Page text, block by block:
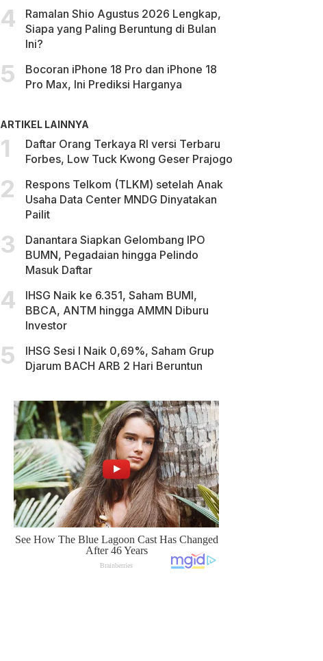
Ramalan Shio Agustus 2026 Lengkap,
Siapa yang Paling Beruntung di Bulan
Ini?
Bocoran iPhone 18 Pro dan iPhone 18
Pro Max, Ini Prediksi Harganya
ARTIKEL LAINNYA
Daftar Orang Terkaya RI versi Terbaru
Forbes, Low Tuck Kwong Geser Prajogo
Respons Telkom (TLKM) setelah Anak
Usaha Data Center MNDG Dinyatakan
Pailit
Danantara Siapkan Gelombang IPO
BUMN, Pegadaian hingga Pelindo
Masuk Daftar
IHSG Naik ke 6.351, Saham BUMI,
BBCA, ANTM hingga AMMN Diburu
Investor
IHSG Sesi I Naik 0,69%, Saham Grup
Djarum BACH ARB 2 Hari Beruntun